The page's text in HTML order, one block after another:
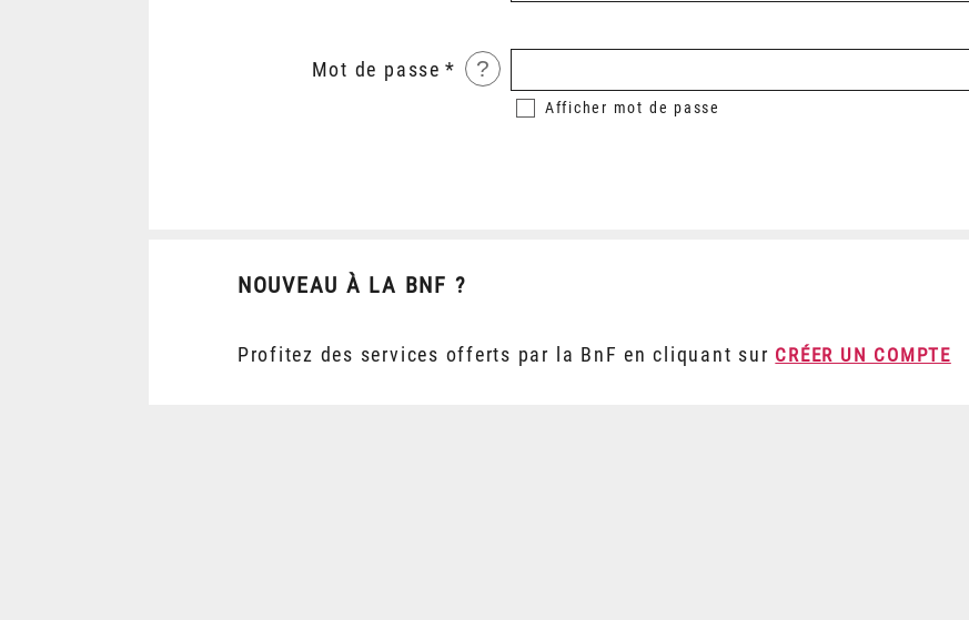
Mot de passe ?
Afficher mot de passe
NOUVEAU À LA BNF ?
Profitez des services offerts par la BnF en cliquant sur CRÉER UN COMPTE